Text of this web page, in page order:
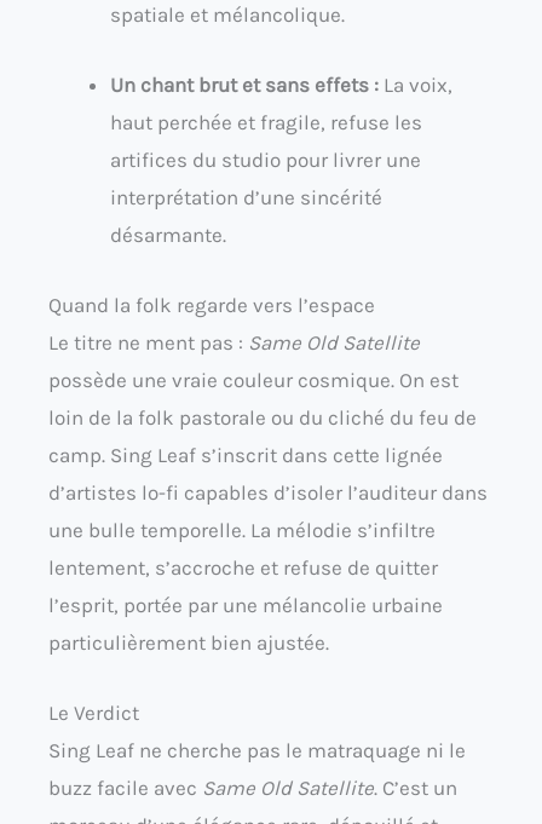
spatiale et mélancolique.
Un chant brut et sans effets : La voix,
haut perchée et fragile, refuse les
artifices du studio pour livrer une
interprétation d’une sincérité
désarmante.
Quand la folk regarde vers l’espace
Le titre ne ment pas : Same Old Satellite
possède une vraie couleur cosmique. On est
loin de la folk pastorale ou du cliché du feu de
camp. Sing Leaf s’inscrit dans cette lignée
d’artistes lo-fi capables d’isoler l’auditeur dans
une bulle temporelle. La mélodie s’infiltre
lentement, s’accroche et refuse de quitter
l’esprit, portée par une mélancolie urbaine
particulièrement bien ajustée.
Le Verdict
Sing Leaf ne cherche pas le matraquage ni le
buzz facile avec Same Old Satellite. C’est un